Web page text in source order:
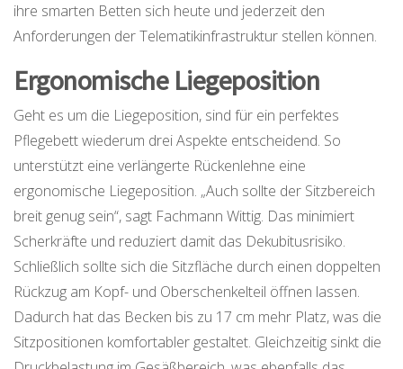
ihre smarten Betten sich heute und jederzeit den
Anforderungen der Telematikinfrastruktur stellen können.
Ergonomische Liegeposition
Geht es um die Liegeposition, sind für ein perfektes
Pflegebett wiederum drei Aspekte entscheidend. So
unterstützt eine verlängerte Rückenlehne eine
ergonomische Liegeposition. „Auch sollte der Sitzbereich
breit genug sein“, sagt Fachmann Wittig. Das minimiert
Scherkräfte und reduziert damit das Dekubitusrisiko.
Schließlich sollte sich die Sitzfläche durch einen doppelten
Rückzug am Kopf- und Oberschenkelteil öffnen lassen.
Dadurch hat das Becken bis zu 17 cm mehr Platz, was die
Sitzpositionen komfortabler gestaltet. Gleichzeitig sinkt die